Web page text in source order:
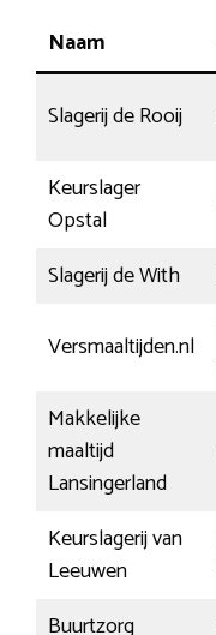
Naam
Slagerij de Rooij
Keurslager
Opstal
Slagerij de With
Versmaaltijden.nl
Makkelijke
maaltijd
Lansingerland
Keurslagerij van
Leeuwen
Buurtzorg